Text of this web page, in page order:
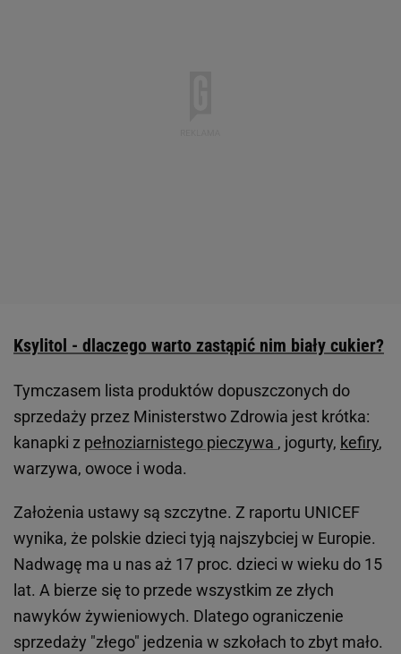
Ksylitol - dlaczego warto zastąpić nim biały cukier?
Tymczasem lista produktów dopuszczonych do
sprzedaży przez Ministerstwo Zdrowia jest krótka:
kanapki z pełnoziarnistego pieczywa , jogurty, kefiry,
warzywa, owoce i woda.
Założenia ustawy są szczytne. Z raportu UNICEF
wynika, że polskie dzieci tyją najszybciej w Europie.
Nadwagę ma u nas aż 17 proc. dzieci w wieku do 15
lat. A bierze się to przede wszystkim ze złych
nawyków żywieniowych. Dlatego ograniczenie
sprzedaży "złego" jedzenia w szkołach to zbyt mało.